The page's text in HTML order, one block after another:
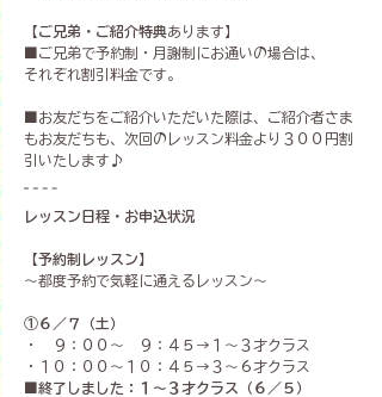
【ご兄弟・ご紹介特典あります】
■ご兄弟で予約制・月謝制にお通いの場合は、
それぞれ割引料金です。
■お友だちをご紹介いただいた際は、ご紹介者さま
もお友だちも、次回のレッスン料金より３００円割
引いたします♪
レッスン日程・お申込状況
【予約制レッスン】
～都度予約で気軽に通えるレッスン～
①６／７（土）
・　９：００〜　９：４５→１〜３才クラス
・１０：００〜１０：４５→３〜６才クラス
■終了しました：１〜３才クラス（６／５）